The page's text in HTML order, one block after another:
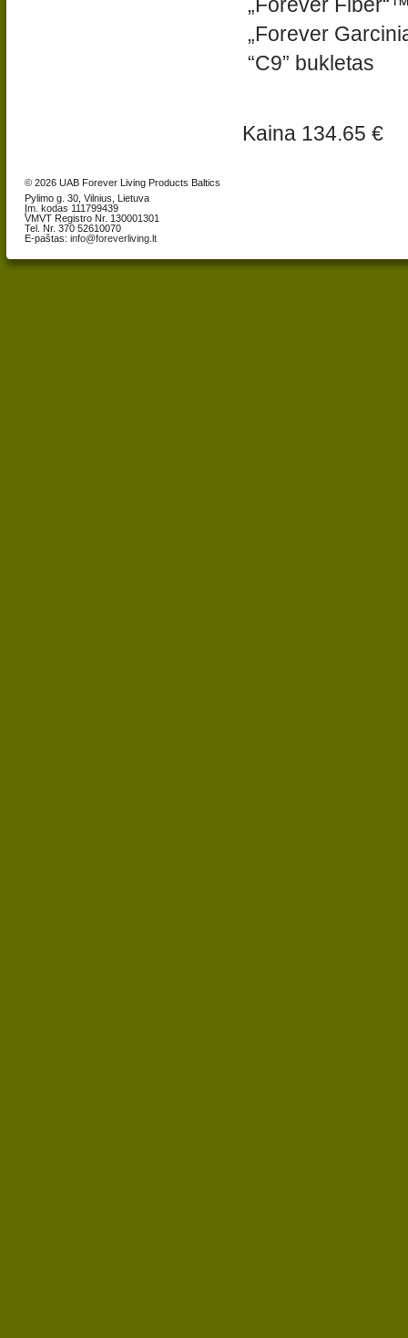
„Forever
“C9” bukletas
Kaina 134.65 €
© 2026 UAB Forever Living Products Baltics
Pylimo g. 30, Vilnius, Lietuva
Įm. kodas 111799439
VMVT Registro Nr. 130001301
Tel. Nr. 370 52610070
E-paštas: info@foreverliving.lt